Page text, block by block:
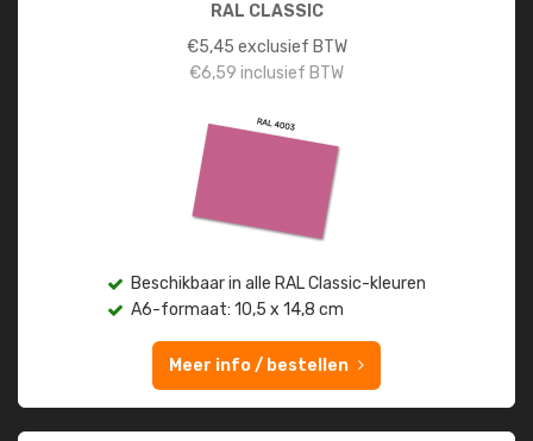
RAL CLASSIC
€5,45 exclusief BTW
€6,59 inclusief BTW
Beschikbaar in alle RAL Classic-kleuren
A6-formaat: 10,5 x 14,8 cm
Meer info / bestellen